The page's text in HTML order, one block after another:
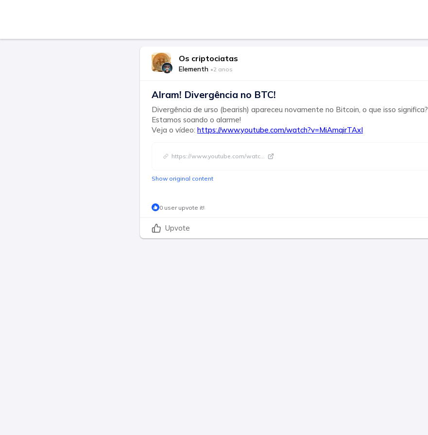
Os criptociatas
Elementh •2 anos
Alram! Divergência no BTC!
Divergência de urso (bearish) apareceu novamente no Bitcoin, o que isso significa?
Estamos soando o alarme!
Veja o vídeo: https://www.youtube.com/watch?v=MiAmqirTAxI
https://www.youtube.com/watc...
Show original content
0 user upvote it!
Upvote